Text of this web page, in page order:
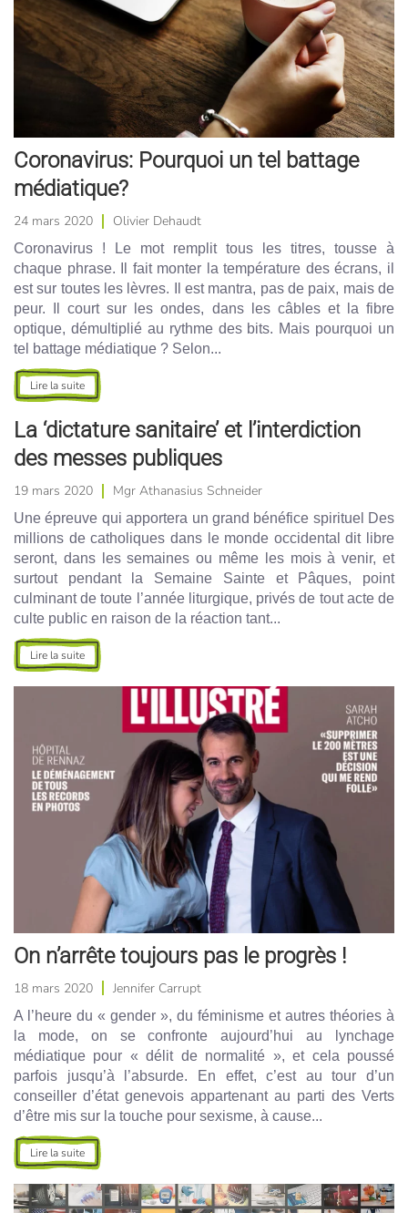
Coronavirus: Pourquoi un tel battage
médiatique?
24 mars 2020 Olivier Dehaudt
Coronavirus ! Le mot remplit tous les titres, tousse à
chaque phrase. Il fait monter la température des écrans, il
est sur toutes les lèvres. Il est mantra, pas de paix, mais de
peur. Il court sur les ondes, dans les câbles et la fibre
optique, démultiplié au rythme des bits. Mais pourquoi un
tel battage médiatique ? Selon...
Lire la suite
La ‘dictature sanitaire’ et l’interdiction
des messes publiques
19 mars 2020 Mgr Athanasius Schneider
Une épreuve qui apportera un grand bénéfice spirituel Des
millions de catholiques dans le monde occidental dit libre
seront, dans les semaines ou même les mois à venir, et
surtout pendant la Semaine Sainte et Pâques, point
culminant de toute l’année liturgique, privés de tout acte de
culte public en raison de la réaction tant...
Lire la suite
On n’arrête toujours pas le progrès !
18 mars 2020 Jennifer Carrupt
A l’heure du « gender », du féminisme et autres théories à
la mode, on se confronte aujourd’hui au lynchage
médiatique pour « délit de normalité », et cela poussé
parfois jusqu’à l’absurde. En effet, c’est au tour d’un
conseiller d’état genevois appartenant au parti des Verts
d’être mis sur la touche pour sexisme, à cause...
Lire la suite